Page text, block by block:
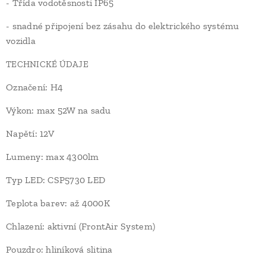
- Třída vodotěsnosti IP65
- snadné připojení bez zásahu do elektrického systému
vozidla
TECHNICKÉ ÚDAJE
Označení: H4
Výkon: max 52W na sadu
Napětí: 12V
Lumeny: max 4300lm
Typ LED: CSP5730 LED
Teplota barev: až 4000K
Chlazení: aktivní (FrontAir System)
Pouzdro: hliníková slitina